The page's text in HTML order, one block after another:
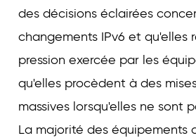
des décisions éclairées
changements IPv6 et qu'elles
pression exercée par les
qu'elles procèdent à des
massives lorsqu'elles ne sont
La majorité des équipements